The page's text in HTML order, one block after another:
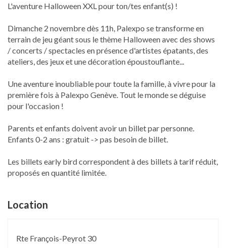
L'aventure Halloween XXL pour ton/tes enfant(s) !
Dimanche 2 novembre dès 11h, Palexpo se transforme en
terrain de jeu géant sous le thème Halloween avec des shows
/ concerts / spectacles en présence d'artistes épatants, des
ateliers, des jeux et une décoration époustouflante...
Une aventure inoubliable pour toute la famille, à vivre pour la
première fois à Palexpo Genève. Tout le monde se déguise
pour l'occasion !
Parents et enfants doivent avoir un billet par personne.
Enfants 0-2 ans : gratuit -> pas besoin de billet.
Les billets early bird correspondent à des billets à tarif réduit,
proposés en quantité limitée.
Location
Rte François-Peyrot 30